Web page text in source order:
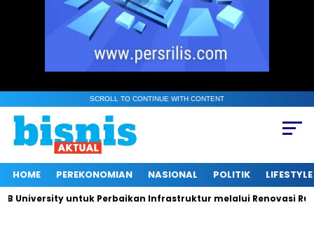
SCROLL TO CONTINUE WITH CONTENT
HOME PEREKONOMIAN NASIONAL POLITIK LIFESTYLE
untuk Perbaikan Infrastruktur melalui Renovasi Ruang